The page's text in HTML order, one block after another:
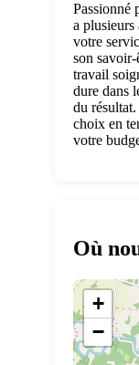
Passionné
a plusieurs
votre
son
travail
dure dans
du
choix en
votre
Où
+
−